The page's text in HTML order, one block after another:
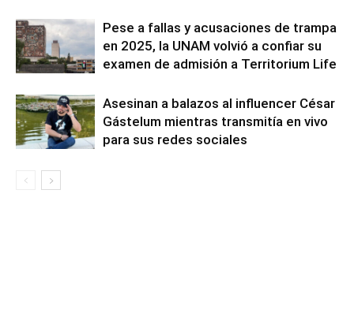
Pese a fallas y acusaciones de trampa
en 2025, la UNAM volvió a confiar su
examen de admisión a Territorium Life
Asesinan a balazos al influencer César
Gástelum mientras transmitía en vivo
para sus redes sociales